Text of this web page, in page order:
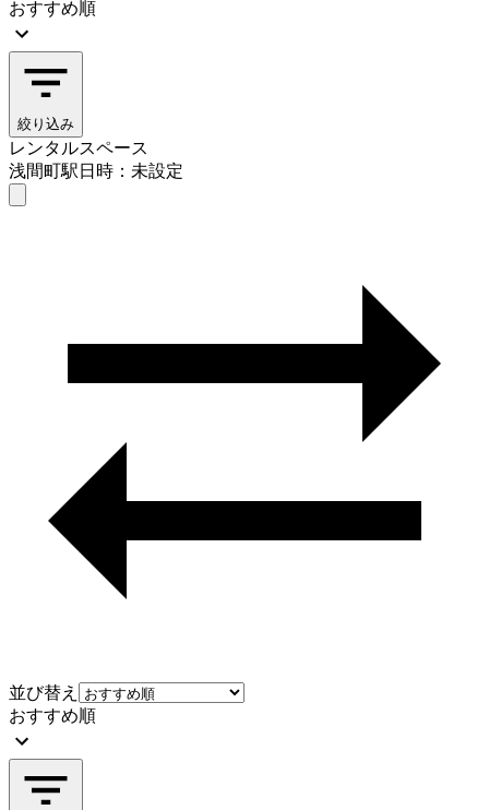
おすすめ順
絞り込み
レンタルスペース
浅間町駅日時：未設定
並び替え
おすすめ順